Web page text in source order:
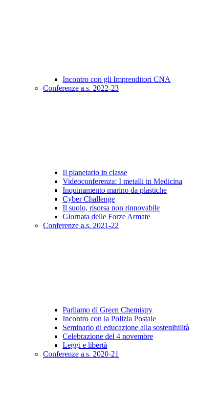
Incontro con gli Imprenditori CNA
Conferenze a.s. 2022-23
Il planetario in classe
Videoconferenza: I metalli in Medicina
Inquinamento marino da plastiche
Cyber Challenge
Il suolo, risorsa non rinnovabile
Giornata delle Forze Armate
Conferenze a.s. 2021-22
Parliamo di Green Chemistry
Incontro con la Polizia Postale
Seminario di educazione alla sostenibilità
Celebrazione del 4 novembre
Leggi e libertà
Conferenze a.s. 2020-21